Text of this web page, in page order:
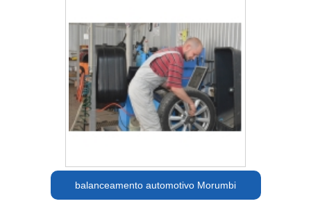
balanceamento automotivo Morumbi